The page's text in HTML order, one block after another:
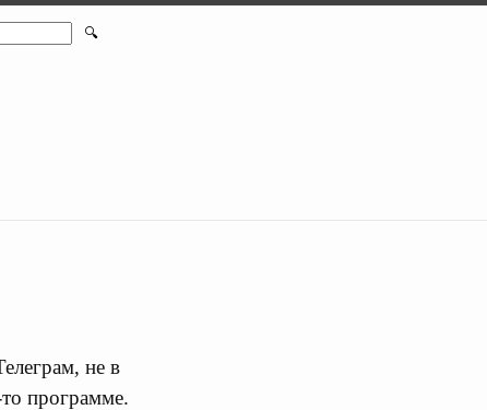
🔍
не в
программе.